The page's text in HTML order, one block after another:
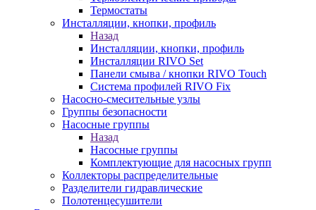
Термостаты
Инсталляции, кнопки, профиль
Назад
Инсталляции, кнопки, профиль
Инсталляции RIVO Set
Панели смыва / кнопки RIVO Touch
Система профилей RIVO Fix
Насосно-смесительные узлы
Группы безопасности
Насосные группы
Назад
Насосные группы
Комплектующие для насосных групп
Коллекторы распределительные
Разделители гидравлические
Полотенцесушители